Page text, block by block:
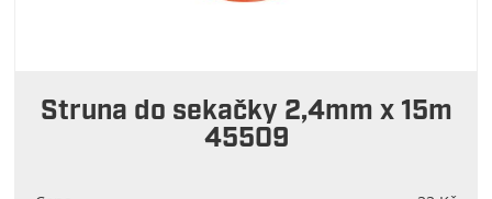
Struna do sekačky 2,4mm x 15m
45509